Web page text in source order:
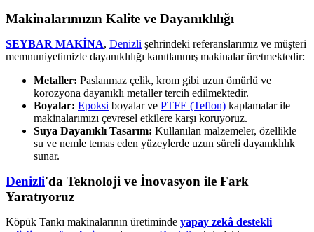
Makinalarımızın Kalite ve Dayanıklılığı
SEYBAR MAKİNA, Denizli şehrindeki referanslarımız ve müşteri
memnuniyetimizle dayanıklılığı kanıtlanmış makinalar üretmektedir:
Metaller: Paslanmaz çelik, krom gibi uzun ömürlü ve
korozyona dayanıklı metaller tercih edilmektedir.
Boyalar: Epoksi boyalar ve PTFE (Teflon) kaplamalar ile
makinalarımızı çevresel etkilere karşı koruyoruz.
Suya Dayanıklı Tasarım: Kullanılan malzemeler, özellikle
su ve nemle temas eden yüzeylerde uzun süreli dayanıklılık
sunar.
Denizli'da Teknoloji ve İnovasyon ile Fark
Yaratıyoruz
Köpük Tankı makinalarının üretiminde yapay zekâ destekli